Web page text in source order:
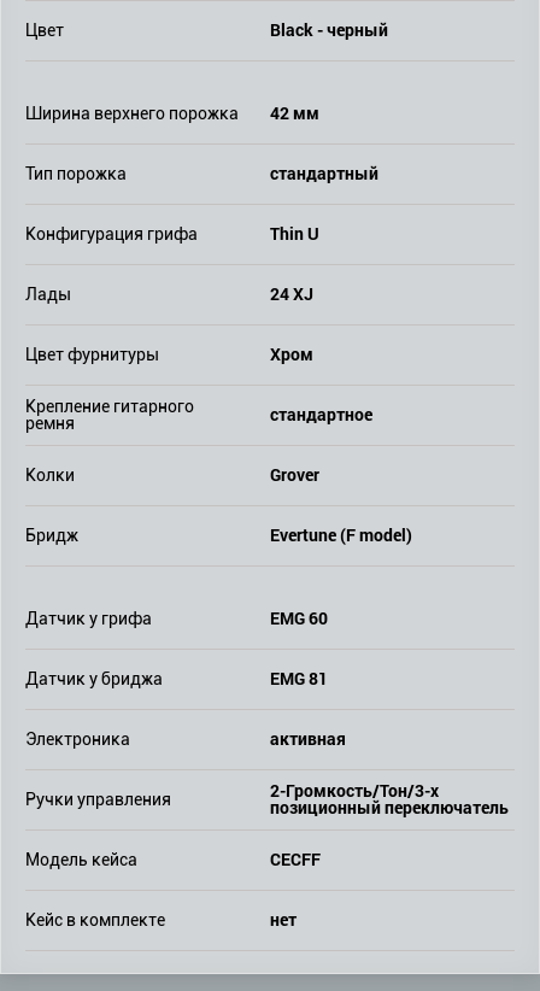
Цвет Black - черный
Ширина верхнего порожка 42 мм
Тип порожка стандартный
Конфигурация грифа Thin U
Лады 24 XJ
Цвет фурнитуры Хром
Крепление гитарного
ремня
стандартное
Колки Grover
Бридж Evertune (F model)
Датчик у грифа EMG 60
Датчик у бриджа EMG 81
Электроника активная
Ручки управления 2-Громкость/Тон/3-х
позиционный переключатель
Модель кейса CECFF
Кейс в комплекте нет